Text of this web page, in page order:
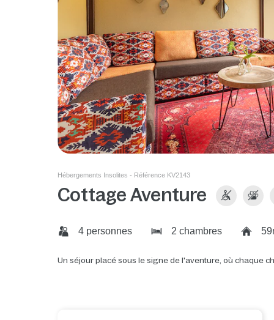
Hébergements Insolites - Référence KV2143
Cottage Aventure
4 personnes 2 chambres
Un séjour placé sous le signe de l'aventure, où chaque